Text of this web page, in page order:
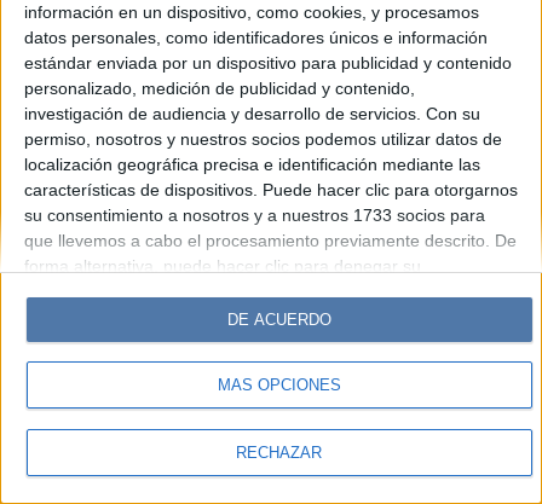
información en un dispositivo, como cookies, y procesamos
datos personales, como identificadores únicos e información
estándar enviada por un dispositivo para publicidad y contenido
personalizado, medición de publicidad y contenido,
investigación de audiencia y desarrollo de servicios. Con su
permiso, nosotros y nuestros socios podemos utilizar datos de
localización geográfica precisa e identificación mediante las
características de dispositivos. Puede hacer clic para otorgarnos
su consentimiento a nosotros y a nuestros 1733 socios para
que llevemos a cabo el procesamiento previamente descrito. De
forma alternativa, puede hacer clic para denegar su
cambiar sus preferencias antes de otorgar su consentimiento.
Tenga en cuenta que algún procesamiento de sus datos
personales puede no requerir de su consentimiento, pero usted
tiene el derecho de rechazar tal procesamiento. Sus
sus preferencias o retirar su consentimiento en cualquier
MÁS OPCIONES
RECHAZAR
DE ACUERDO
© Perfil.com 2006-2019 - Todos los derechos reservados
Registro de Propiedad Intelectual: Nro. 5346433